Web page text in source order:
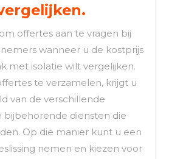
offertes aan te vragen bij
wanneer u de kostprijs
met isolatie wilt vergelijken.
te verzamelen, krijgt u
van de verschillende
bijbehorende diensten die
Op die manier kunt u een
nemen en kiezen voor